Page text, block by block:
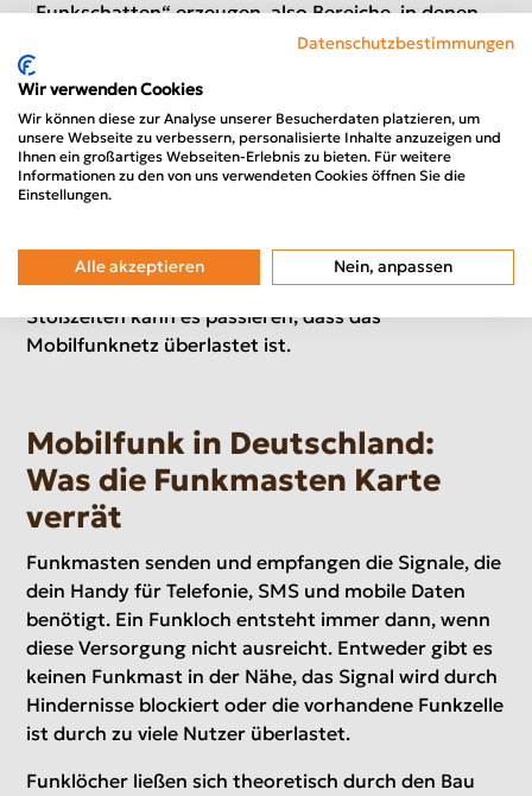
„Funkschatten“ erzeugen, also Bereiche, in denen
das Signal durch Gebäude blockiert oder reflektiert
wird. Diese Reflexionen können zudem zu
Störungen führen, da Signale auf unterschiedlichen
Wegen beim Empfänger ankommen. Besonders
komplex wird die Situation, wenn mehrere dieser
Faktoren zusammenkommen.
Fällen handelt es sich um ein temporäres Problem.
Besonders bei großen Veranstaltungen oder zu
Stoßzeiten kann es passieren, dass das
Mobilfunknetz überlastet ist.
Mobilfunk in Deutschland:
Was die Funkmasten Karte
verrät
Funkmasten senden und empfangen die Signale, die
dein Handy für Telefonie, SMS und mobile Daten
benötigt. Ein Funkloch entsteht immer dann, wenn
diese Versorgung nicht ausreicht. Entweder gibt es
keinen Funkmast in der Nähe, das Signal wird durch
Hindernisse blockiert oder die vorhandene Funkzelle
ist durch zu viele Nutzer überlastet.
Funklöcher ließen sich theoretisch durch den Bau
Datenschutzbestimmungen
Wir verwenden Cookies
Wir können diese zur Analyse unserer Besucherdaten platzieren, um
unsere Webseite zu verbessern, personalisierte Inhalte anzuzeigen und
Ihnen ein großartiges Webseiten-Erlebnis zu bieten. Für weitere
Informationen zu den von uns verwendeten Cookies öffnen Sie die
Einstellungen.
Alle akzeptieren Nein, anpassen